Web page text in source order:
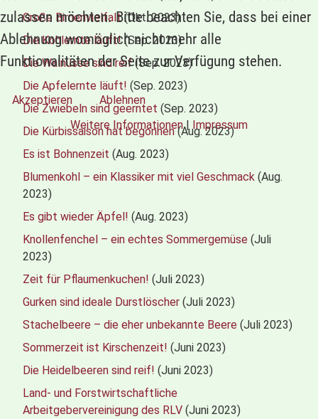
Große Birnenvielfalt (Okt. 2023)
Die Kohlernte läuft! (Sep. 2023)
Die Walnüsse sind reif (Sep. 2023)
Die Apfelernte läuft! (Sep. 2023)
Die Zwiebeln sind geerntet (Sep. 2023)
Die Kürbissaison hat begonnen (Aug. 2023)
Es ist Bohnenzeit (Aug. 2023)
Blumenkohl – ein Klassiker mit viel Geschmack (Aug.
2023)
Es gibt wieder Äpfel! (Aug. 2023)
Knollenfenchel – ein echtes Sommergemüse (Juli
2023)
Zeit für Pflaumenkuchen! (Juli 2023)
Gurken sind ideale Durstlöscher (Juli 2023)
Stachelbeere – die eher unbekannte Beere (Juli 2023)
Sommerzeit ist Kirschenzeit! (Juni 2023)
Die Heidelbeeren sind reif! (Juni 2023)
Land- und Forstwirtschaftliche
Arbeitgebervereinigung des RLV (Juni 2023)
zulassen möchten. Bitte beachten Sie, dass bei einer
Ablehnung womöglich nicht mehr alle
Funktionalitäten der Seite zur Verfügung stehen.
Akzeptieren
Ablehnen
Weitere Informationen| Impressum